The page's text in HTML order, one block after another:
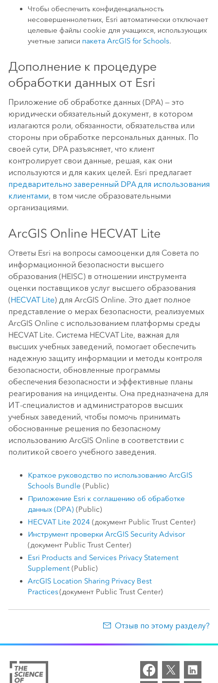
Чтобы обеспечить конфиденциальность
несовершеннолетних, Esri автоматически отключает
целевые файлы cookie для учащихся, использующих
учетные записи пакета ArcGIS for Schools.
Дополнение к процедуре
обработки данных от Esri
Приложение об обработке данных (DPA) — это
юридически обязательный документ, в котором
излагаются роли, обязанности, обязательства или
стороны при обработке персональных данных. По
своей сути, DPA разъясняет, что клиент
контролирует свои данные, решая, как они
используются и для каких целей. Esri предлагает
предварительно заверенный DPA для использования
клиентами, в том числе образовательными
организациями.
ArcGIS Online HECVAT Lite
Ответы Esri на вопросы самооценки для Совета по
информационной безопасности высшего
образования (HEISC) в отношении инструмента
оценки поставщиков услуг высшего образования
(HECVAT Lite) для ArcGIS Online. Это дает полное
представление о мерах безопасности, реализуемых
ArcGIS Online с использованием платформы среды
HECVAT Lite. Система HECVAT Lite, важная для
высших учебных заведений, помогает обеспечить
надежную защиту информации и методы контроля
безопасности, обновленные программы
обеспечения безопасности и эффективные планы
реагирования на инциденты. Она предназначена для
ИТ-специалистов и администраторов высших
учебных заведений, чтобы помочь принимать
обоснованные решения по безопасному
использованию ArcGIS Online в соответствии с
политикой своего учебного заведения.
Краткое руководство по использованию ArcGIS
Schools Bundle (Public)
Приложение Esri к соглашению об обработке
данных (DPA) (Public)
HECVAT Lite 2024 (документ Public Trust Center)
Инструмент проверки ArcGIS Security Advisor
(документ Public Trust Center)
Esri Products and Services Privacy Statement
Supplement(Public)
ArcGIS Location Sharing Privacy Best
Practices(документ Public Trust Center)
Отзыв по этому разделу?